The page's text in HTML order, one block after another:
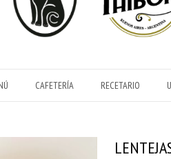
CAFETERÍA RECETARIO